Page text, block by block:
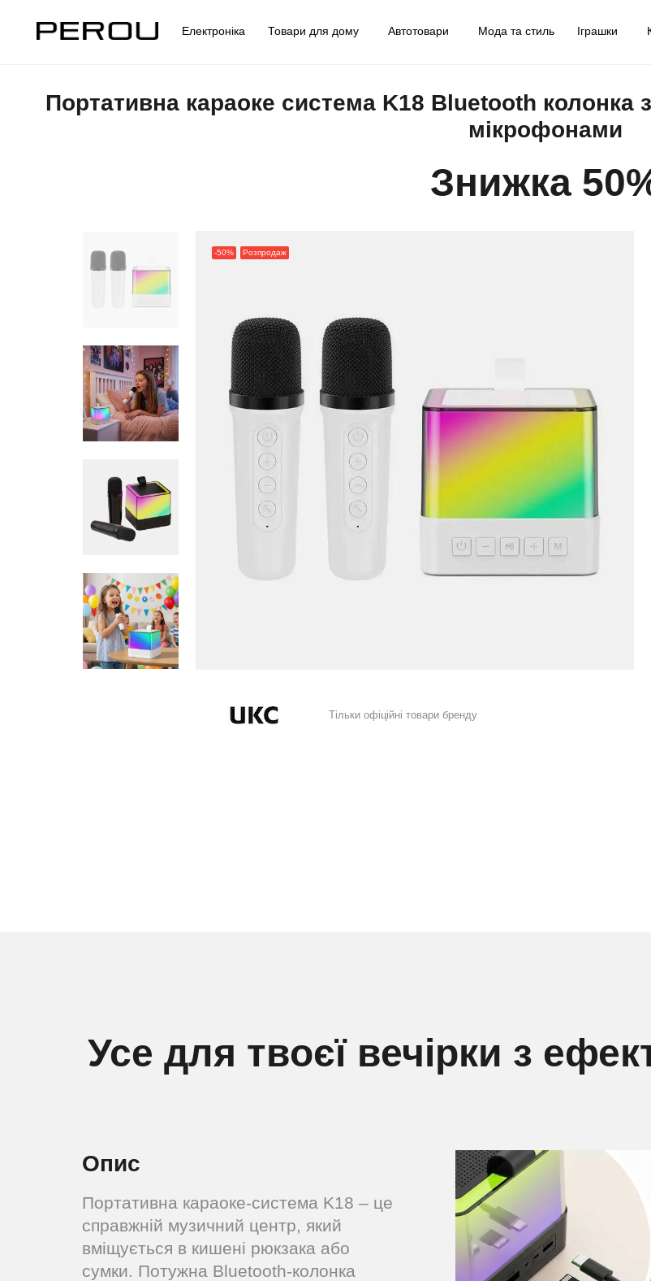
Електроніка Товари для дому Автотовари Мода та стиль Іграшки
Портативна караоке система K18 Bluetooth колонка
мікрофонами
Знижка
-50% Розпродаж
Тільки офіційні товари бренду
Усе для твоєї вечірки з
Опис
Портативна караоке-система K18 – це
справжній музичний центр, який
вміщується в кишені рюкзака або
сумки. Потужна Bluetooth-колонка